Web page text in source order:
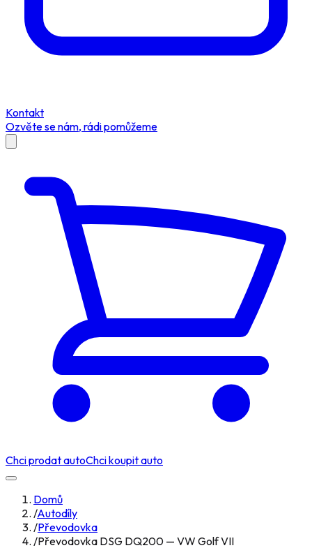
Kontakt
Ozvěte se nám, rádi pomůžeme
Chci prodat autoChci koupit auto
Domů
/Autodíly
/Převodovka
/Převodovka DSG DQ200 — VW Golf VII